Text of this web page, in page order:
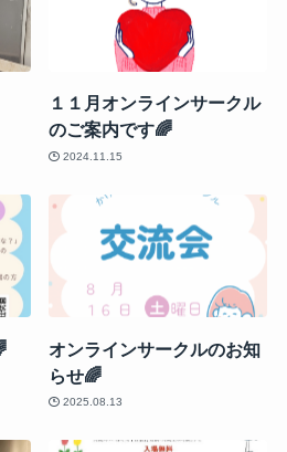
１１月オンラインサークル
のご案内です🌈
2024.11.15
オンラインサークルのお知
らせ🌈
2025.08.13